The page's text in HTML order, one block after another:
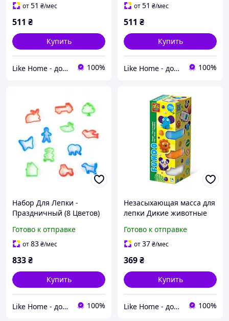
от51 ₴/мес
511 ₴
Купить
Like Home - домашний уют для всей семьи. Будьте как дома 🤗 100%
от51 ₴/мес
511 ₴
Купить
Like Home - домашний уют для всей семьи. Будьте как дома 🤗 100%
Набор Для Лепки -
Праздничный (8 Цветов)
Готово к отправке
от83₴/мес
833₴
Купить
Like Home - домашний уют для всей семьи. Будьте как дома 🤗 100%
Незасыхающая масса для
лепки Дикие животные
Готово к отправке
от37₴/мес
369₴
Купить
Like Home - домашний уют для всей семьи. Будьте как дома 🤗 100%